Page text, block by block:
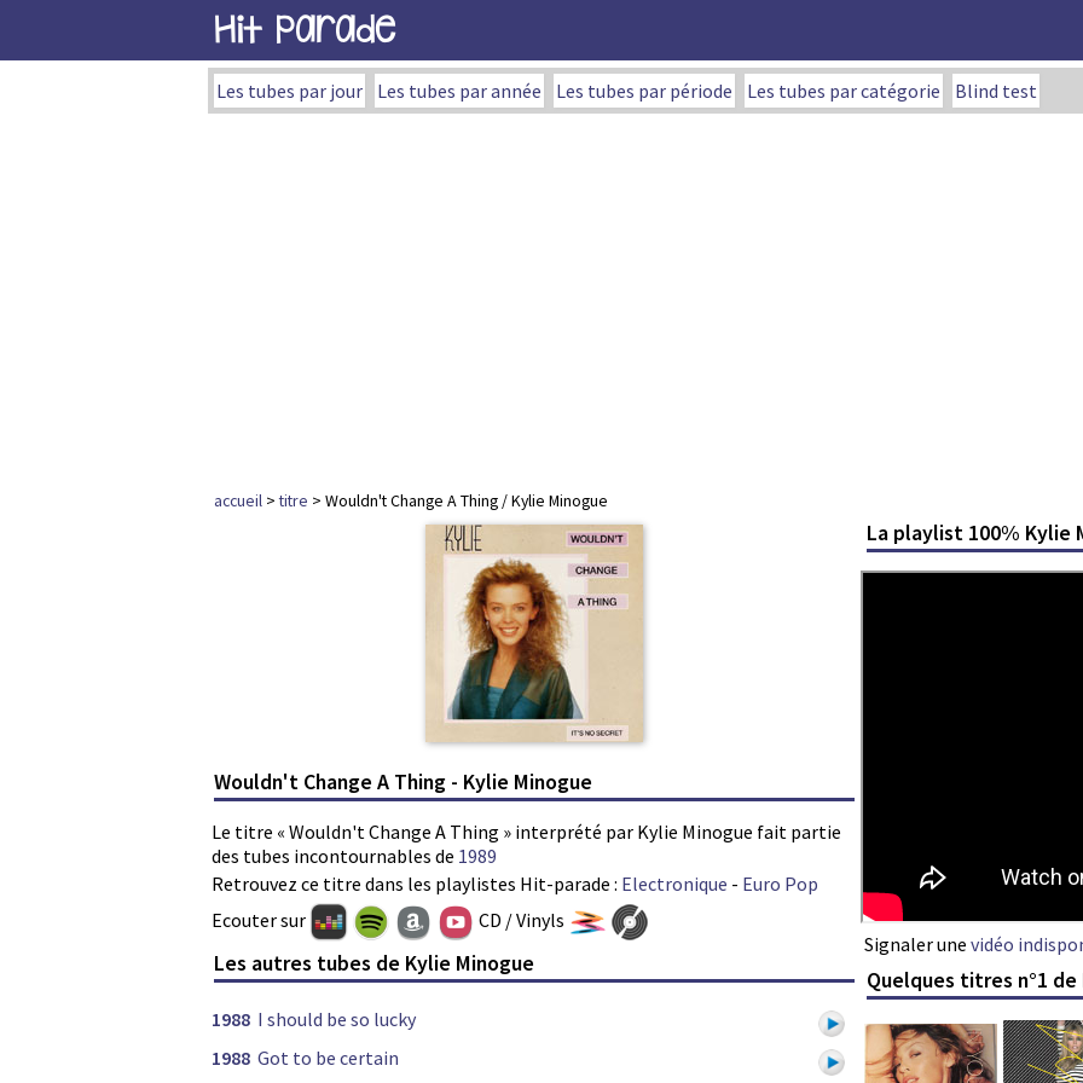
Hit Parade
Les tubes par jour Les tubes par année Les tubes par période Les tubes par catégorie Blind test
accueil >titre > Wouldn't Change A Thing / Kylie Minogue
Wouldn't Change A Thing - Kylie Minogue
Le titre « Wouldn't Change A Thing » interprété par Kylie Minogue fait partie
des tubes incontournables de 1989
Retrouvez ce titre dans les playlistes Hit-parade : Electronique - Euro Pop
La playlist 100% Kylie
Signaler une vidéo
Ecouter sur CD / Vinyls
Les autres tubes de Kylie Minogue
1988 I should be so lucky
1988 Got to be certain
Quelques titres n°1 de